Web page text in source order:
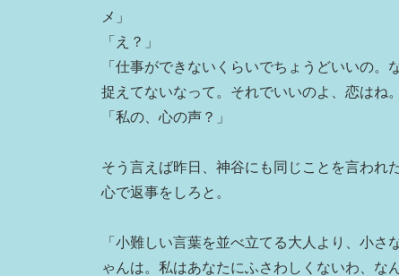
メ」
「え？」
「仕事ができないくらいでちょうどいいの
捉えてないなって。それでいいのよ、恋はね
「私の、心の声？」
そう言えば昨日、神谷にも同じことを言われた
心で返事をしろと。
「小難しい言葉を並べ立てる大人より、小
ゃんは。私はあなたにふさわしくないわ、な